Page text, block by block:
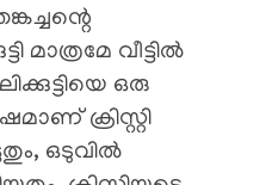
മാത്രമേ വീട്ടിൽ
ഒരു
ക്രിസ്റ്റി
ഒടുവിൽ